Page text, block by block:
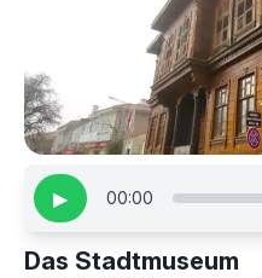
▶ 00:00
Das Stadtmuseum